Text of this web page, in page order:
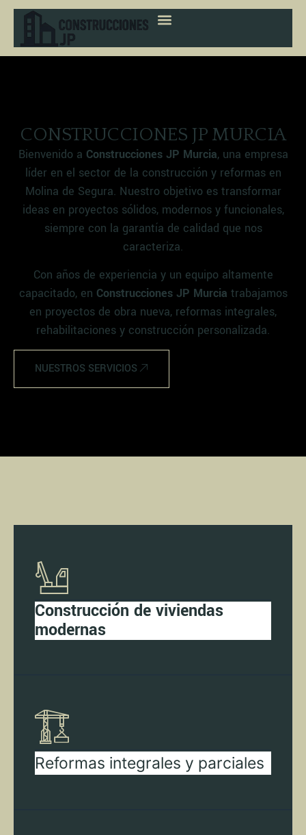
Ir al
CONSTRUCCIONES JP MURCIA
Bienvenido a Construcciones JP Murcia, una empresa
líder en el sector de la construcción y reformas en
Molina de Segura. Nuestro objetivo es transformar
ideas en proyectos sólidos, modernos y funcionales,
siempre con la garantía de calidad que nos
caracteriza.
Con años de experiencia y un equipo altamente
capacitado, en Construcciones JP Murcia trabajamos
en proyectos de obra nueva, reformas integrales,
rehabilitaciones y construcción personalizada.
NUESTROS SERVICIOS
Construcción de viviendas
modernas
Reformas integrales y parciales